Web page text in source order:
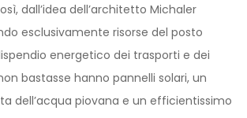
dall’idea dell’architetto Michaler
esclusivamente risorse del posto
energetico dei trasporti e dei
bastasse hanno pannelli solari, un
dell’acqua piovana e un efficientissimo